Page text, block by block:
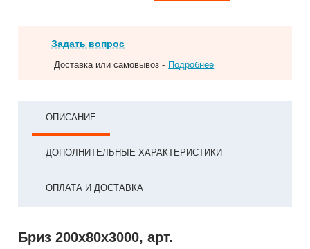
Задать вопрос
Доставка или самовывоз - Подробнее
ОПИСАНИЕ
ДОПОЛНИТЕЛЬНЫЕ ХАРАКТЕРИСТИКИ
ОПЛАТА И ДОСТАВКА
Бриз 200х80х3000, арт.